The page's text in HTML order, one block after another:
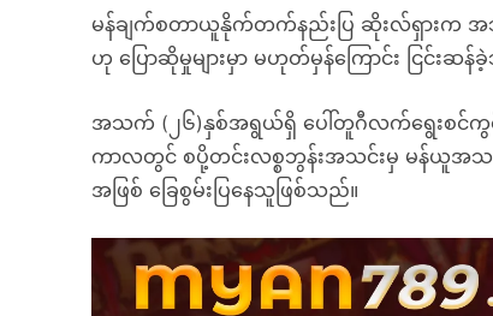
မန်ချက်စတာယူနိုက်တက်နည်းပြ ဆိုးလ်ရှားက
ဟု ပြောဆိုမှုများမှာ မဟုတ်မှန်ကြောင်း ငြင်းဆ
အသက် (၂၆)နှစ်အရွယ်ရှိ ပေါ်တူဂီလက်ရွေးစင်ကွင်
ကာလတွင် စပို့တင်းလစ္စဘွန်းအသင်းမှ မန်ယူအသင်
အဖြစ် ခြေစွမ်းပြနေသူဖြစ်သည်။